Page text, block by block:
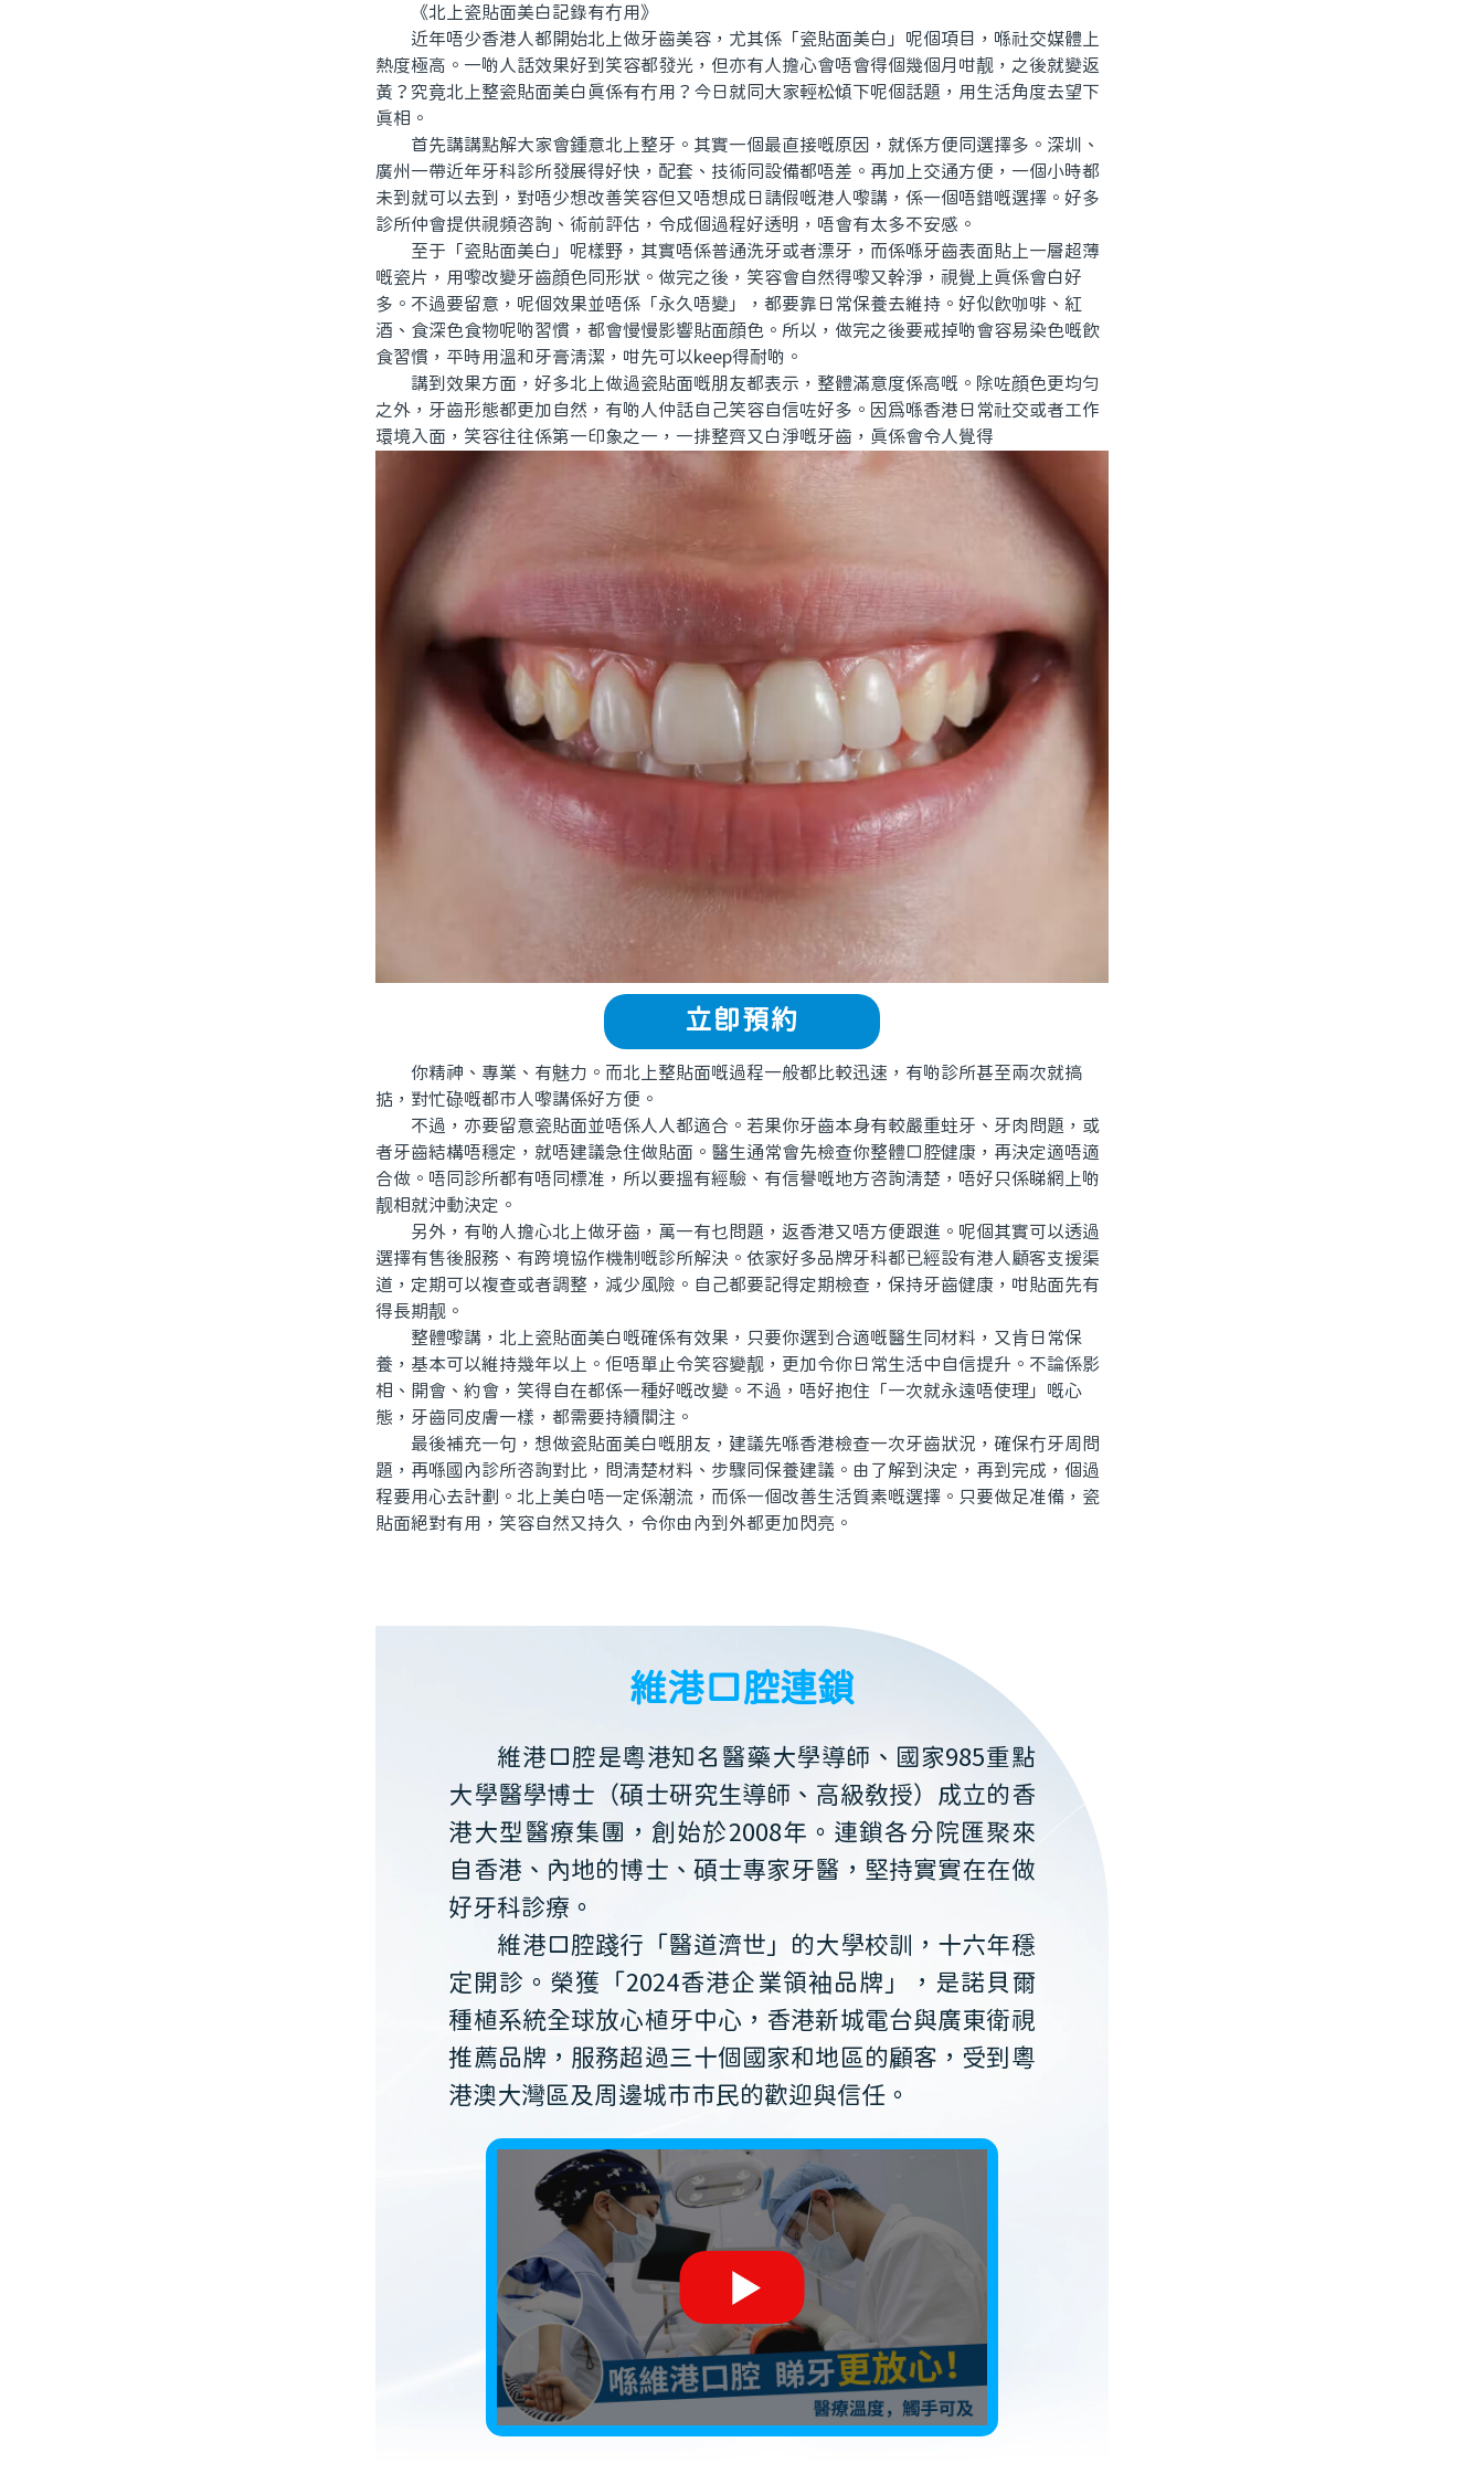
《北上瓷貼面美白記錄有冇用》
近年唔少香港人都開始北上做牙齒美容，尤其係「瓷貼面美白」呢個項目，喺社交媒體上
熱度極高。一啲人話效果好到笑容都發光，但亦有人擔心會唔會得個幾個月咁靓，之後就變返
黃？究竟北上整瓷貼面美白真係有冇用？今日就同大家輕松傾下呢個話題，用生活角度去望下
真相。
首先講講點解大家會鍾意北上整牙。其實一個最直接嘅原因，就係方便同選擇多。深圳、
廣州一帶近年牙科診所發展得好快，配套、技術同設備都唔差。再加上交通方便，一個小時都
未到就可以去到，對唔少想改善笑容但又唔想成日請假嘅港人嚟講，係一個唔錯嘅選擇。好多
診所仲會提供視頻咨詢、術前評估，令成個過程好透明，唔會有太多不安感。
至于「瓷貼面美白」呢樣野，其實唔係普通洗牙或者漂牙，而係喺牙齒表面貼上一層超薄
嘅瓷片，用嚟改變牙齒顔色同形狀。做完之後，笑容會自然得嚟又幹淨，視覺上真係會白好
多。不過要留意，呢個效果並唔係「永久唔變」，都要靠日常保養去維持。好似飲咖啡、紅
酒、食深色食物呢啲習慣，都會慢慢影響貼面顔色。所以，做完之後要戒掉啲會容易染色嘅飲
食習慣，平時用溫和牙膏清潔，咁先可以keep得耐啲。
講到效果方面，好多北上做過瓷貼面嘅朋友都表示，整體滿意度係高嘅。除咗顔色更均勻
之外，牙齒形態都更加自然，有啲人仲話自己笑容自信咗好多。因爲喺香港日常社交或者工作
環境入面，笑容往往係第一印象之一，一排整齊又白淨嘅牙齒，真係會令人覺得
立即預約
你精神、專業、有魅力。而北上整貼面嘅過程一般都比較迅速，有啲診所甚至兩次就搞
掂，對忙碌嘅都市人嚟講係好方便。
不過，亦要留意瓷貼面並唔係人人都適合。若果你牙齒本身有較嚴重蛀牙、牙肉問題，或
者牙齒結構唔穩定，就唔建議急住做貼面。醫生通常會先檢查你整體口腔健康，再決定適唔適
合做。唔同診所都有唔同標准，所以要搵有經驗、有信譽嘅地方咨詢清楚，唔好只係睇網上啲
靓相就沖動決定。
另外，有啲人擔心北上做牙齒，萬一有乜問題，返香港又唔方便跟進。呢個其實可以透過
選擇有售後服務、有跨境協作機制嘅診所解決。依家好多品牌牙科都已經設有港人顧客支援渠
道，定期可以複查或者調整，減少風險。自己都要記得定期檢查，保持牙齒健康，咁貼面先有
得長期靓。
整體嚟講，北上瓷貼面美白嘅確係有效果，只要你選到合適嘅醫生同材料，又肯日常保
養，基本可以維持幾年以上。佢唔單止令笑容變靓，更加令你日常生活中自信提升。不論係影
相、開會、約會，笑得自在都係一種好嘅改變。不過，唔好抱住「一次就永遠唔使理」嘅心
態，牙齒同皮膚一樣，都需要持續關注。
最後補充一句，想做瓷貼面美白嘅朋友，建議先喺香港檢查一次牙齒狀況，確保冇牙周問
題，再喺國內診所咨詢對比，問清楚材料、步驟同保養建議。由了解到決定，再到完成，個過
程要用心去計劃。北上美白唔一定係潮流，而係一個改善生活質素嘅選擇。只要做足准備，瓷
貼面絕對有用，笑容自然又持久，令你由內到外都更加閃亮。
維港口腔連鎖
維港口腔是粵港知名醫藥大學導師、國家985重點
大學醫學博士（碩士研究生導師、高級教授）成立的香
港大型醫療集團，創始於2008年。連鎖各分院匯聚來
自香港、內地的博士、碩士專家牙醫，堅持實實在在做
好牙科診療。
維港口腔踐行「醫道濟世」的大學校訓，十六年穩
定開診。榮獲「2024香港企業領袖品牌」，是諾貝爾
種植系統全球放心植牙中心，香港新城電台與廣東衛視
推薦品牌，服務超過三十個國家和地區的顧客，受到粵
港澳大灣區及周邊城市市民的歡迎與信任。